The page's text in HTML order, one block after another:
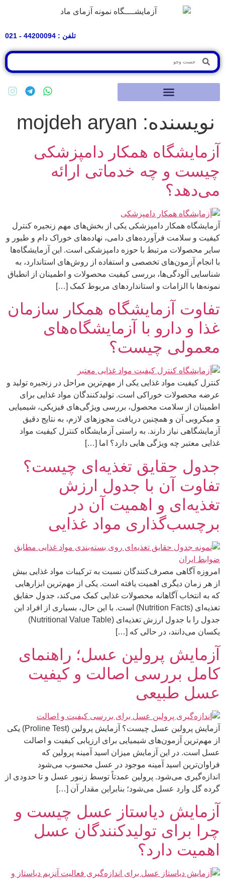
تلفن : 44200094 - 021
نویسنده: mojdeh aryan
آزمایشگاه همکار دامپزشکی
چیست و چه خدماتی ارائه
می‌دهد؟
آزمایشگاه همکار دامپزشکی یکی از بخش‌های مهم زنجیره کنترل
کیفیت و سلامت فرآورده‌های دامی، نهاده‌های خوراک دام و طیور و
سایر محصولات مرتبط با حوزه دامپزشکی است. این آزمایشگاه‌ها
با انجام آزمون‌های تخصصی و استفاده از روش‌های استاندارد، به
شناسایی آلودگی‌ها، بررسی کیفیت محصولات و اطمینان از انطباق
نمونه‌ها با الزامات و استانداردهای مربوط کمک […]
تفاوت آزمایشگاه همکار سازمان
غذا و دارو با آزمایشگاه‌های
معمولی چیست؟
کنترل کیفیت مواد غذایی یکی از مهم‌ترین مراحل در زنجیره تولید و
عرضه محصولات خوراکی است. تولیدکنندگان مواد غذایی برای
اطمینان از سلامت محصول، بررسی ویژگی‌های فیزیکی، شیمیایی
و میکروبی آن و همچنین دریافت مجوزهای لازم، به نتایج دقیق
آزمایشگاهی نیاز دارند. به راستی آزمایشگاه کنترل کیفیت مواد
غذایی معتبر چه ویژگی هایی دارد؟ اما […]
جدول حقایق تغذیه‌ای چیست؟
تفاوت آن با جدول ارزش
تغذیه‌ای و اهمیت آن در
برچسب‌گذاری مواد غذایی
امروزه آگاهی مصرف‌کنندگان نسبت به ترکیبات مواد غذایی بیش
از هر زمان دیگری اهمیت یافته است. یکی از مهم‌ترین ابزارهایی
که به انتخاب آگاهانه محصولات غذایی کمک می‌کند، جدول حقایق
تغذیه‌ای (Nutrition Facts) است. با این حال، بسیاری از افراد این
جدول را با جدول ارزش تغذیه‌ای (Nutritional Value Table)
یکسان می‌دانند، در حالی که […]
آزمایش پرولین عسل؛ راهنمای
کامل بررسی اصالت و کیفیت
عسل طبیعی
آزمایش پرولین عسل چیست؟ آزمایش پرولین (Proline Test) یکی
از مهم‌ترین آزمون‌های شیمیایی برای ارزیابی کیفیت و اصالت
عسل است. در این آزمایش میزان اسید آمینه پرولین که
فراوان‌ترین اسید آمینه موجود در عسل محسوب می‌شود
اندازه‌گیری می‌شود. پرولین عمدتاً توسط زنبور عسل و تا حدودی از
گرده گل وارد عسل می‌شود؛ بنابراین مقدار آن […]
آزمایش دیاستاز عسل چیست و
چرا برای تولیدکنندگان عسل
اهمیت دارد؟